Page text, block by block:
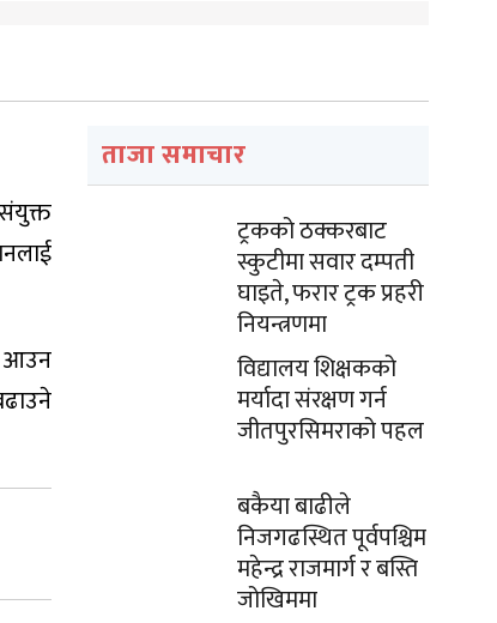
आउन
ताजा समाचार
ट्रकको ठक्करबाट
स्कुटीमा सवार दम्पती
घाइते, फरार ट्रक प्रहरी
नियन्त्रणमा
विद्यालय शिक्षकको
मर्यादा संरक्षण गर्न
जीतपुरसिमराको पहल
बकैया बाढीले
निजगढस्थित पूर्वपश्चिम
महेन्द्र राजमार्ग र बस्ति
जोखिममा